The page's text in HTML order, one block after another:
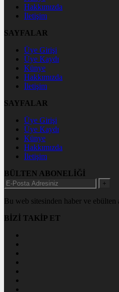
Hakkımızda
İletişim
SAYFALAR
Üye Girişi
Üye Kaydı
Künye
Hakkımızda
İletişim
SAYFALAR
Üye Girişi
Üye Kaydı
Künye
Hakkımızda
İletişim
BÜLTEN ABONELİĞİ
+
Bu web sitesinden haber ve
BİZİ TAKİP ET